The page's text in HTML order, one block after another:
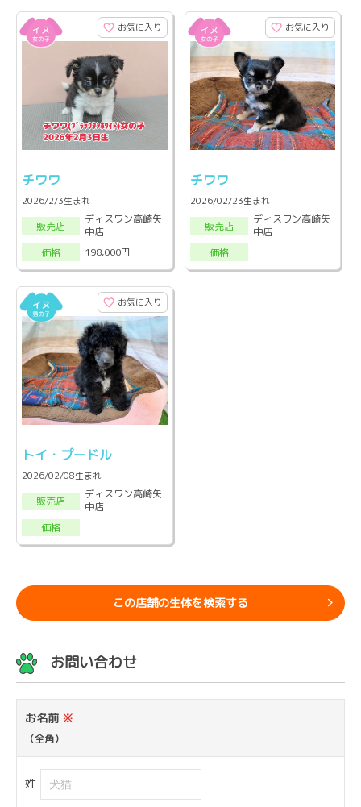
お気に入り
チワワ
2026/2/3生まれ
販売店
ディスワン高崎矢
中店
価格
198,000円
お気に入り
チワワ
2026/02/23生まれ
販売店
ディスワン高崎矢
中店
価格
お気に入り
トイ・プードル
2026/02/08生まれ
販売店
ディスワン高崎矢
中店
価格
この店舗の生体を検索する
お問い合わせ
お名前 ※
（全角）
姓